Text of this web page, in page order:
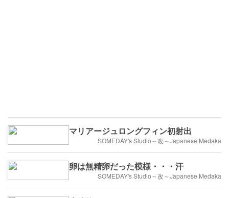
マリアージュロングフィン初射出
SOMEDAY's Studio～改～Japanese Medaka
卵は無精卵だった模様・・・汗
SOMEDAY's Studio～改～Japanese Medaka